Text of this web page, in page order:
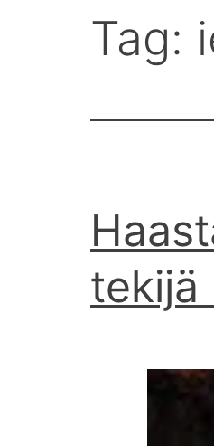
Tag:
tekijä